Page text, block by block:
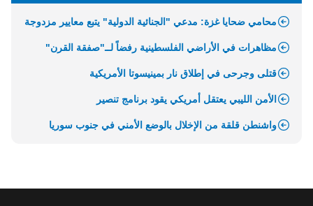
محامي ضحايا غزة: مدعي "الجنائية الدولية" يتبع معايير مزدوجة
مظاهرات في الأراضي الفلسطينية رفضاً لــ"صفقة القرن"
قتلى وجرحى في إطلاق نار بمينيسوتا الأمريكية
الأمن الليبي يعتقل أمريكي يقود برنامج تنصير
واشنطن قلقة من الإخلال بالوضع الأمني في جنوب سوريا